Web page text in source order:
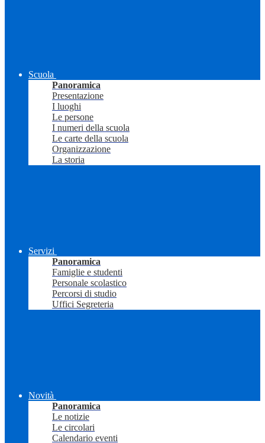
Scuola
Panoramica
Presentazione
I luoghi
Le persone
I numeri della scuola
Le carte della scuola
Organizzazione
La storia
Servizi
Panoramica
Famiglie e studenti
Personale scolastico
Percorsi di studio
Uffici Segreteria
Novità
Panoramica
Le notizie
Le circolari
Calendario eventi